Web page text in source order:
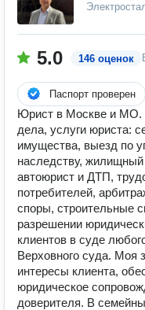
5.0 146 оценок
Паспорт проверен
Юрист в Москве и МО.
дела, услуги юриста:
имущества, выезд по
наследству,
автоюрист и ДТП,
потребителей,
споры, строительные
разрешении
клиентов в суде
Верховного суда. Моя
интересы клиента,
юридическое
доверителя. В